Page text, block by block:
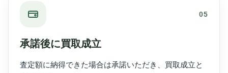
05
承諾後に買取成立
査定額に納得できた場合は承諾いただき、買取成立と